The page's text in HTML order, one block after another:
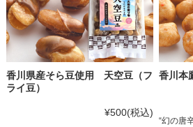
香川県産そら豆使用 天空豆（フ
ライ豆）
¥500(税込)
香川本
“幻の唐